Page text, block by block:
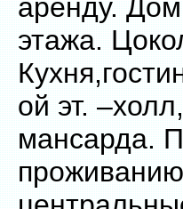
аренду. Дом
этажа.
ой эт.
мансарда.